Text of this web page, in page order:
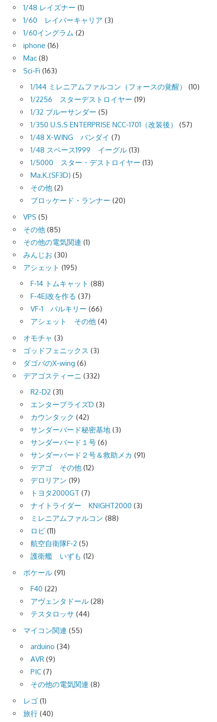
1/48 レイズナー (1)
1/60 レイバーキャリア (3)
1/60イングラム (2)
iphone (16)
Mac (8)
Sci-Fi (163)
1/144 ミレニアムファルコン（フォースの覚醒）
(10)
1/2256 スターデストロイヤー (19)
1/32 ブルーサンダー (5)
1/350 U.S.S ENTERPRISE NCC-1701（改装後）
(57)
1/48 X-WING バンダイ (7)
1/48 スペース1999 イーグル (13)
1/5000 スター・デストロイヤー (13)
Ma.K.(SF3D) (5)
その他 (2)
ブロッケード・ランナー (20)
VPS (5)
その他 (85)
その他の電気関連 (1)
みんじお (30)
アシェット (195)
F-14 トムキャット (88)
F-4EJ改を作る (37)
VF-1 バルキリー (66)
アシェット その他 (4)
オモチャ (3)
ゴッドフェニックス (3)
ダゴバのX-wing (6)
デアゴスティーニ (332)
R2-D2 (31)
エンタープライズD (3)
カウンタック (42)
サンダーバード秘密基地 (3)
サンダーバード１号 (6)
サンダーバード２号＆救助メカ (91)
デアゴ その他 (12)
デロリアン (19)
トヨタ2000GT (7)
ナイトライダー KNIGHT2000 (3)
ミレニアムファルコン (88)
ロビ (11)
航空自衛隊F-2 (5)
護衛艦 いずも (12)
ポケール (91)
F40 (22)
アヴェンタドール (28)
テスタロッサ (44)
マイコン関連 (55)
arduino (34)
AVR (9)
PIC (7)
その他の電気関連 (8)
レゴ (1)
旅行 (40)